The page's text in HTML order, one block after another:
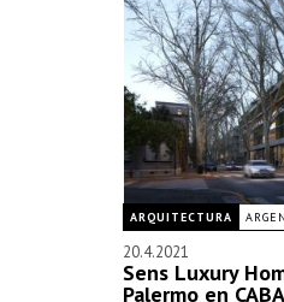
ARQUITECTURA
20.4.2021
Sens Luxury
Palermo en CABA